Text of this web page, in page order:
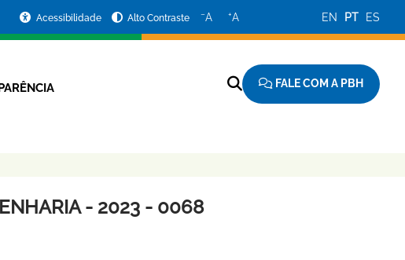
Acessibilidade Alto Contraste −A +A EN PT ES
FALE COM A PBH
- 2023 - 0068